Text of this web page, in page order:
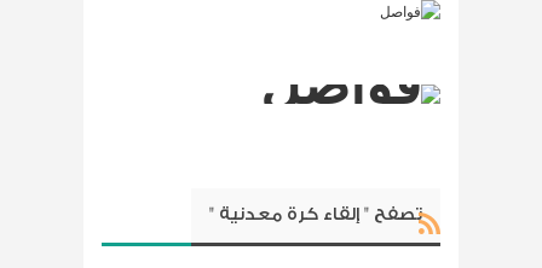
تصفح " إلقاء كرة معدنية "